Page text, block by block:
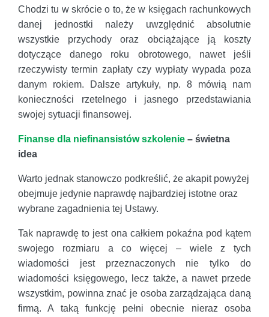
Chodzi tu w skrócie o to, że w księgach rachunkowych
danej jednostki należy uwzględnić absolutnie
wszystkie przychody oraz obciążające ją koszty
dotyczące danego roku obrotowego, nawet jeśli
rzeczywisty termin zapłaty czy wypłaty wypada poza
danym rokiem. Dalsze artykuły, np. 8 mówią nam
konieczności rzetelnego i jasnego przedstawiania
swojej sytuacji finansowej.
Finanse dla niefinansistów szkolenie – świetna
idea
Warto jednak stanowczo podkreślić, że akapit powyżej
obejmuje jedynie naprawdę najbardziej istotne oraz
wybrane zagadnienia tej Ustawy.
Tak naprawdę to jest ona całkiem pokaźna pod kątem
swojego rozmiaru a co więcej – wiele z tych
wiadomości jest przeznaczonych nie tylko do
wiadomości księgowego, lecz także, a nawet przede
wszystkim, powinna znać je osoba zarządzająca daną
firmą. A taką funkcję pełni obecnie nieraz osoba